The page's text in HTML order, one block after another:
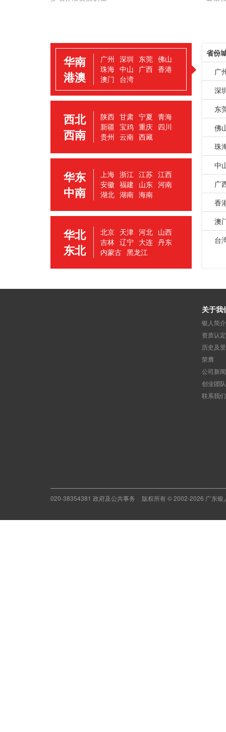
华南
港澳
广州 深圳 东莞 佛山
珠海 中山 广西 香港
澳门 台湾
西北
西南
陕西 甘肃 宁夏 青海
新疆 宝鸡 重庆 四川
贵州 云南 西藏
华东
中南
上海 浙江 江苏 江西
安徽 福建 山东 河南
湖北 湖南 海南
华北
东北
北京 天津 河北 山西
吉林 辽宁 大连 丹东
内蒙古 黑龙江
省份
广
深
东
佛
珠
中
广
香
澳
台
关于我
银人简介
资质认定
历史及
荣膺
公司新
创业团队
联系我们
020-38354381 政府及公共事务 版权所有 © 2002-2026 广东银